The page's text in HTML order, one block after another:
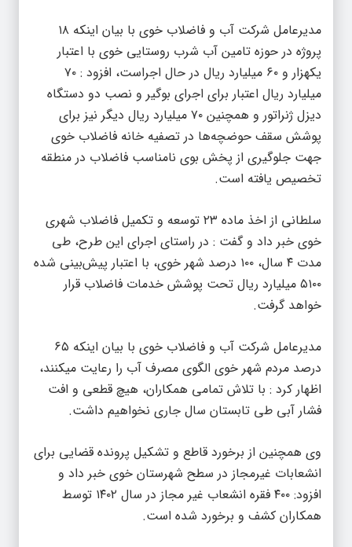
مدیرعامل شرکت آب و فاضلاب خوی با بیان اینکه ۱۸
پروژه در حوزه تامین آب شرب روستایی خوی با اعتبار
یکهزار و ۶۰ میلیارد ریال در حال اجراست، افزود : ۷۰
میلیارد ریال اعتبار برای اجرای بوگیر و نصب دو دستگاه
دیزل ژنراتور و همچنین ۷۰ میلیارد ریال دیگر نیز برای
پوشش سقف حوضچه‌ها در تصفیه خانه فاضلاب خوی
جهت جلوگیری از پخش بوی نامناسب فاضلاب در منطقه
تخصیص یافته است.
سلطانی از اخذ ماده ۲۳ توسعه و تکمیل فاضلاب شهری
خوی خبر داد و گفت : در راستای اجرای این طرح، طی
مدت ۴ سال، ۱۰۰ درصد شهر خوی، با اعتبار پیش‌بینی شده
۵۱۰۰ میلیارد ریال تحت پوشش خدمات فاضلاب قرار
خواهد گرفت.
مدیرعامل شرکت آب و فاضلاب خوی با بیان اینکه ۶۵
درصد مردم شهر خوی الگوی مصرف آب را رعایت میکنند،
اظهار کرد : با تلاش تمامی همکاران، هیچ قطعی و افت
فشار آبی طی تابستان سال جاری نخواهیم داشت.
وی همچنین از برخورد قاطع و تشکیل پرونده قضایی برای
انشعابات غیرمجاز در سطح شهرستان خوی خبر داد و
افزود: ۴۰۰ فقره انشعاب غیر مجاز در سال ۱۴۰۲ توسط
همکاران کشف و برخورد شده است.